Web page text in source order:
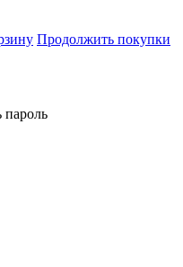
Продолжить покупки
пароль